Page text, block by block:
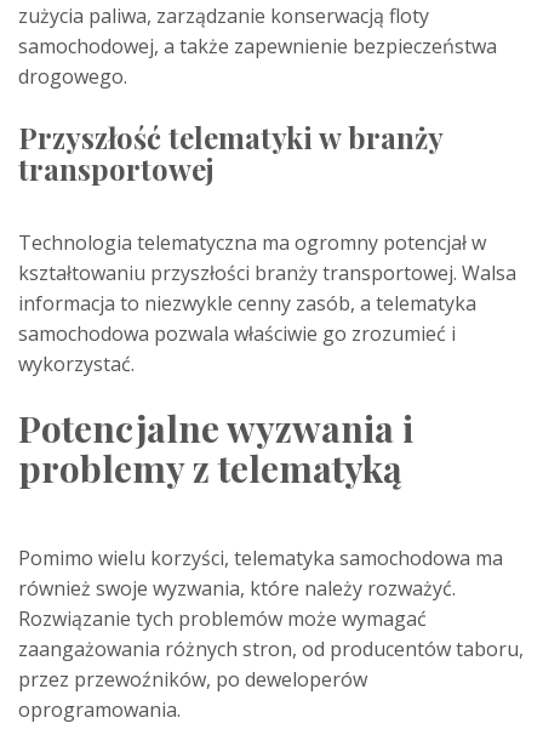
zużycia paliwa, zarządzanie konserwacją floty
samochodowej, a także zapewnienie bezpieczeństwa
drogowego.
Przyszłość telematyki w branży
transportowej
Technologia telematyczna ma ogromny potencjał w
kształtowaniu przyszłości branży transportowej. Walsa
informacja to niezwykle cenny zasób, a telematyka
samochodowa pozwala właściwie go zrozumieć i
wykorzystać.
Potencjalne wyzwania i
problemy z telematyką
Pomimo wielu korzyści, telematyka samochodowa ma
również swoje wyzwania, które należy rozważyć.
Rozwiązanie tych problemów może wymagać
zaangażowania różnych stron, od producentów taboru,
przez przewoźników, po deweloperów
oprogramowania.